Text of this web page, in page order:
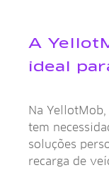
A
ideal
Na
tem
soluções
recarga de